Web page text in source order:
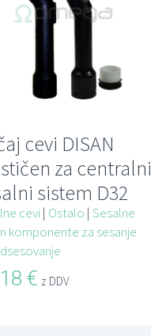
cevi DISAN
za centralni
sistem D32
cevi| Ostalo | Sesalne
komponente za sesanje
€ z DDV